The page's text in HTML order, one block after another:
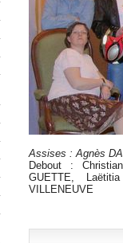
Assises : Agnès
Debout :
GUETTE,
VILLENEUVE